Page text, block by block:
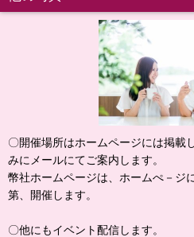
〇開催場所はホームページには掲載
みにメールにてご案内します。
幣社ホームページは、ホームぺ－ジ
第、開催します。
〇他にもイベント配信します。